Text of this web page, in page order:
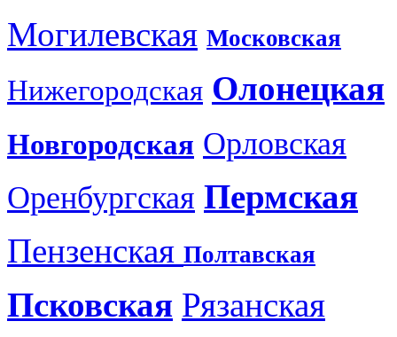
Могилевская Московская
Нижегородская Олонецкая
Новгородская Орловская
Оренбургская Пермская
Пензенская Полтавская
Псковская Рязанская